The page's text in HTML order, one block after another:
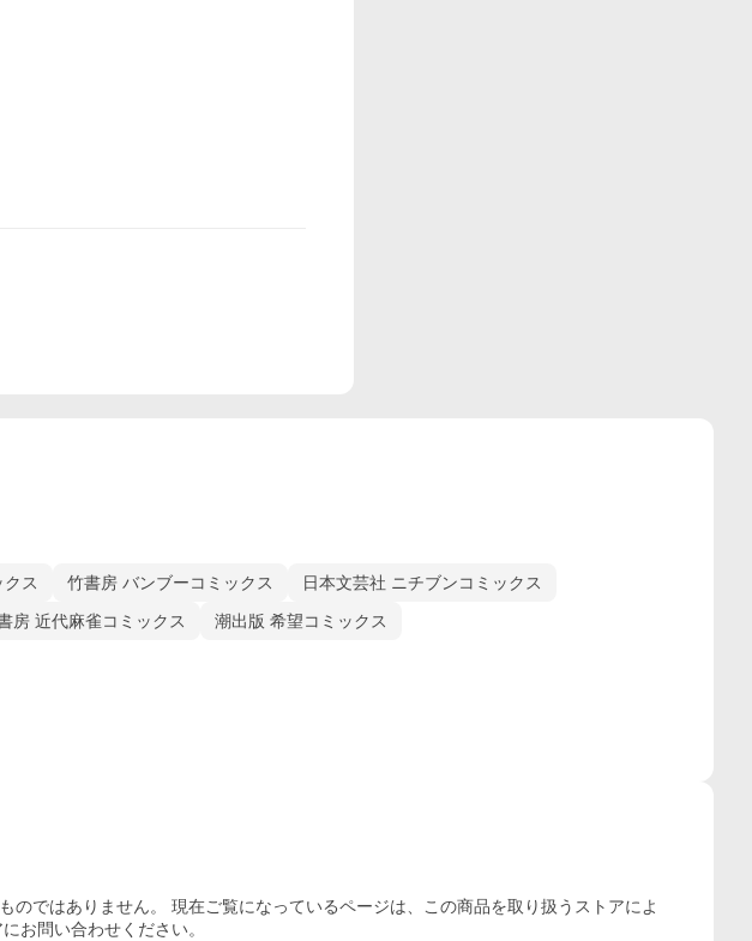
ス 竹書房 バンブーコミックス
日本文芸社 ニチブンコミックス
房 近代麻雀コミックス 潮出版 希望コミックス
のではありません。 現在ご覧になっているページは、この商品を取り扱うストアによ
お問い合わせください。